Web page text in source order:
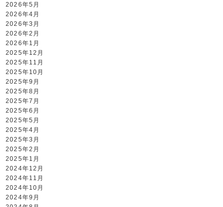
2026年5月
2026年4月
2026年3月
2026年2月
2026年1月
2025年12月
2025年11月
2025年10月
2025年9月
2025年8月
2025年7月
2025年6月
2025年5月
2025年4月
2025年3月
2025年2月
2025年1月
2024年12月
2024年11月
2024年10月
2024年9月